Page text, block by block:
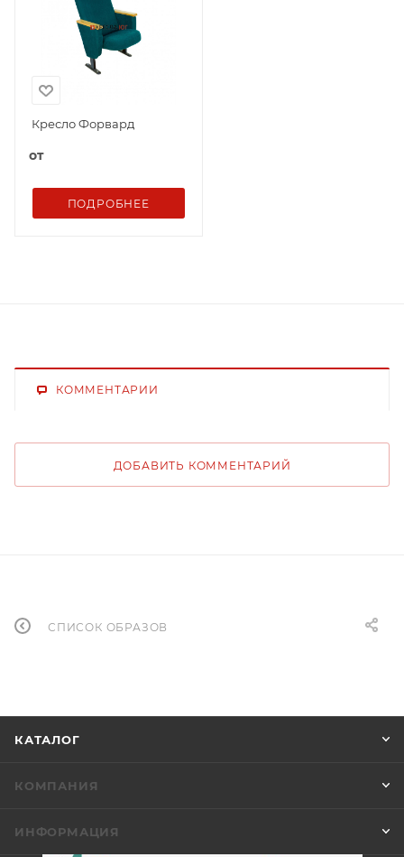
Кресло Форвард
от
ПОДРОБНЕЕ
КОММЕНТАРИИ
ДОБАВИТЬ КОММЕНТАРИЙ
СПИСОК ОБРАЗОВ
КАТАЛОГ
КОМПАНИЯ
ИНФОРМАЦИЯ